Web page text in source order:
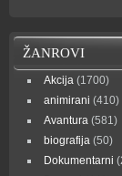
ŽANROVI
Akcija (1700)
animirani (410)
Avantura (581)
biografija (50)
Dokumentarni